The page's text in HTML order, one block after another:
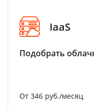
IaaS
Подобрать
От 346 руб./месяц